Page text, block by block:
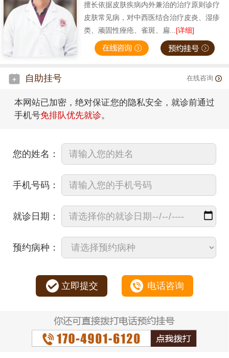
擅长依据皮肤疾病内外兼治的治疗原则诊疗
皮肤常见病，对中西医结合治疗皮炎、湿疹
类、顽固性痤疮、雀斑、扁...[详细]
自助挂号 在线咨询
本网站已加密，绝对保证您的隐私安全，就诊前通过
手机号免排队优先就诊。
您的姓名：
手机号码：
就诊日期：
预约病种：
立即提交 电话咨询